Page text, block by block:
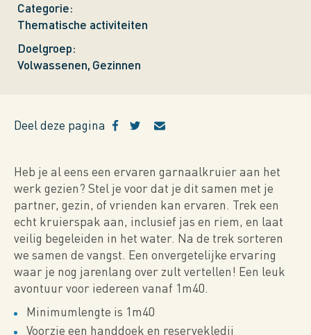
Categorie
Thematische activiteiten
Doelgroep
Volwassenen Gezinnen
Deel deze pagina
Heb je al eens een ervaren garnaalkruier aan het
werk gezien? Stel je voor dat je dit samen met je
partner, gezin, of vrienden kan ervaren. Trek een
echt kruierspak aan, inclusief jas en riem, en laat
veilig begeleiden in het water. Na de trek sorteren
we samen de vangst. Een onvergetelijke ervaring
waar je nog jarenlang over zult vertellen! Een leuk
avontuur voor iedereen vanaf 1m40.
Minimumlengte is 1m40
Voorzie een handdoek en reservekledij